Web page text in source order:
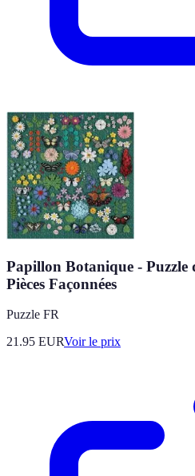
Papillon Botanique - Puzzle
Pièces Façonnées
Puzzle FR
21.95 EURVoir le prix